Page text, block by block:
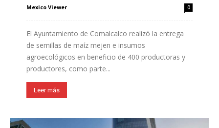
Mexico Viewer 0
El Ayuntamiento de Comalcalco realizó la entrega
de semillas de maíz mejen e insumos
agroecológicos en beneficio de 400 productoras y
productores, como parte...
Leer más